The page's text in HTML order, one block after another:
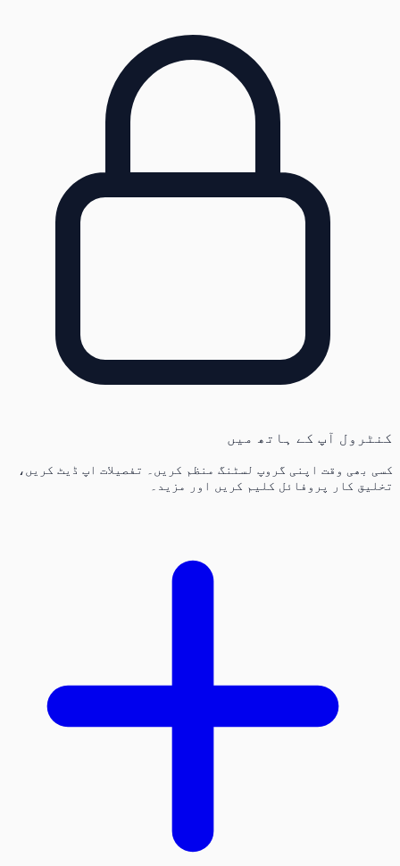
کنٹرول آپ کے ہاتھ میں
کسی بھی وقت اپنی گروپ لسٹنگ منظم کریں۔ تفصیلات اپ ڈیٹ کریں،
تخلیق کار پروفائل کلیم کریں اور مزید۔